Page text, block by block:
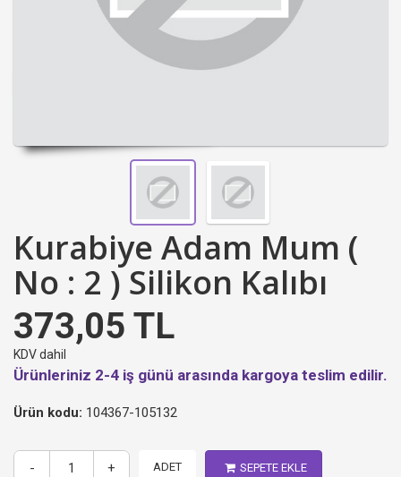
Kurabiye Adam Mum (
No : 2 ) Silikon Kalıbı
373,05 TL
KDV dahil
Ürünleriniz 2-4 iş günü arasında kargoya teslim edilir.
Ürün kodu: 104367-105132
- + ADET SEPETE EKLE